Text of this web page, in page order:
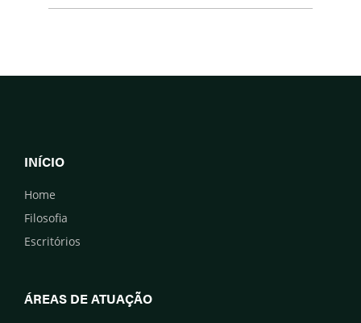
INÍCIO
Home
Filosofia
Escritórios
ÁREAS DE ATUAÇÃO